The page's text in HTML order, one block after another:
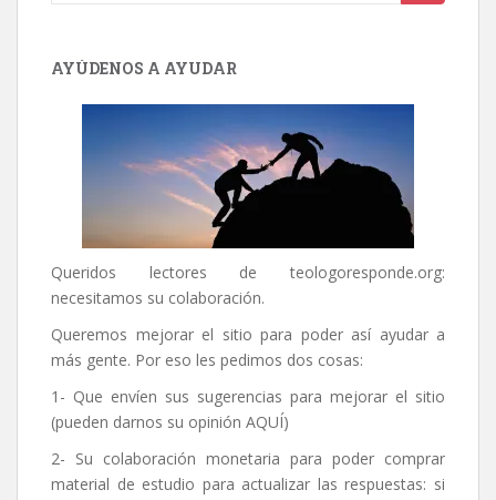
AYÚDENOS A AYUDAR
Queridos lectores de teologoresponde.org:
necesitamos su colaboración.
Queremos mejorar el sitio para poder así ayudar a
más gente. Por eso les pedimos dos cosas:
1- Que envíen sus sugerencias para mejorar el sitio
(pueden darnos su opinión AQUÍ)
2- Su colaboración monetaria para poder comprar
material de estudio para actualizar las respuestas: si